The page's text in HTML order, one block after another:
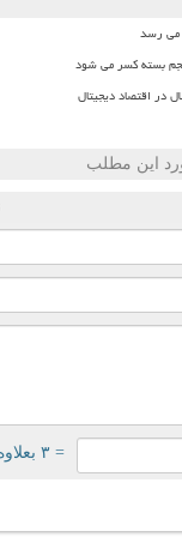
می رسد
بسته کسر می شود
در اقتصاد دیجیتال
این مطلب
= ۳ بعلاوه ۳